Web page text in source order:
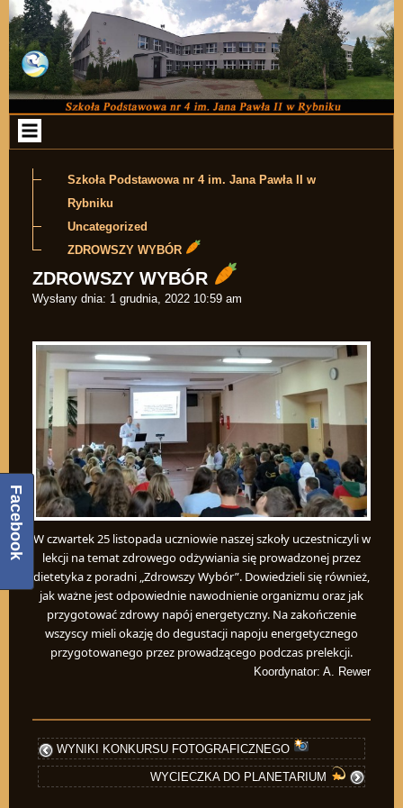
Przejdź do zawartości
Szkoła Podstawowa nr 4 im. Jana Pawła II w
Rybniku
Uncategorized
ZDROWSZY WYBÓR
ZDROWSZY WYBÓR
Wysłany dnia: 1 grudnia, 2022 10:59 am
W czwartek 25 listopada uczniowie naszej szkoły uczestniczyli w
lekcji na temat zdrowego odżywiania się prowadzonej przez
dietetyka z poradni „Zdrowszy Wybór”. Dowiedzieli się również,
jak ważne jest odpowiednie nawodnienie organizmu oraz jak
przygotować zdrowy napój energetyczny. Na zakończenie
wszyscy mieli okazję do degustacji napoju energetycznego
przygotowanego przez prowadzącego podczas prelekcji.
Koordynator: A. Rewer
WYNIKI KONKURSU FOTOGRAFICZNEGO
WYCIECZKA DO PLANETARIUM
Facebook